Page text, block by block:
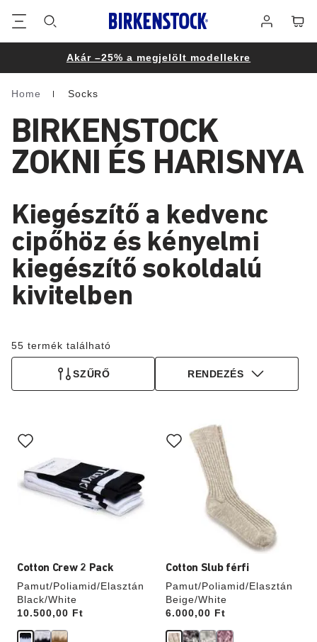
Akár –25% a megjelölt modellekre
Homepage
Home Socks
BIRKENSTOCK
ZOKNI ÉS HARISNYA
Kiegészítő a kedvenc
cipőhöz és kényelmi
kiegészítő sokoldalú
kivitelben
55 termék található
SZŰRŐ RENDEZÉS
Cotton Crew 2 Pack
Pamut/Poliamid/Elasztán
Black/White
Price:
10.500,00 Ft
színpalettával
való
interakció
frissíti
termékképet
Cotton Slub férfi
Pamut/Poliamid/Elasztán
Beige/White
Price:
6.000,00 Ft
színpalettával
való
interakció
termékképet